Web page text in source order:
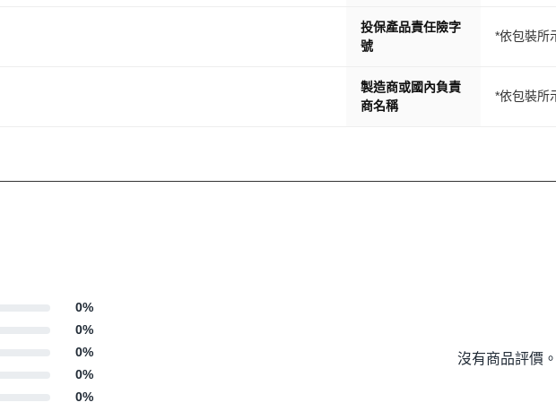
投保產品責任險字
號
*依包裝所
製造商或國內負責
商名稱
*依包裝所
0%
0%
0%
0%
0%
沒有商品評價